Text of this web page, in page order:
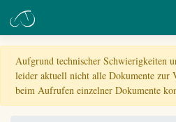
Aufgrund technischer Schwierigkeiten
leider aktuell nicht alle Dokumente zur
beim Aufrufen einzelner Dokumente